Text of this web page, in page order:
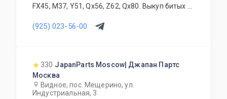
FX45, M37, Y51, Qx56, Z62, Qx80. Выкуп битых и
запчастей и дополнительного оборудования.
Квалифицированные специалисты нашей
компании всегда грамотно ответят на любые
вопросы по оснащению, подбору, замене
(925) 023-56-00
330 JapanParts Moscow| Джапан Партс
Москва
Видное, пос. Мещерино, ул.
Индустриальная, 3